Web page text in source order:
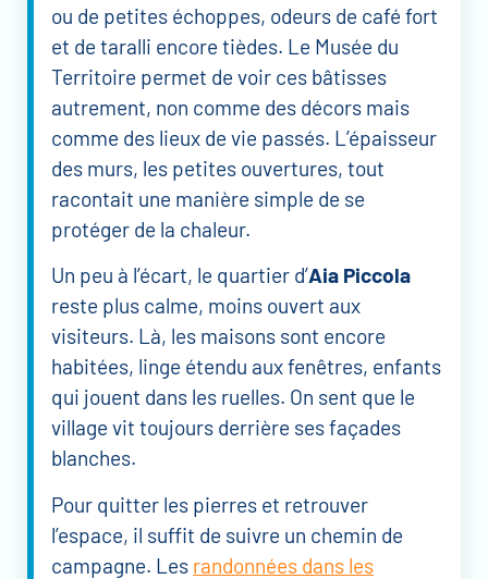
ou de petites échoppes, odeurs de café fort
et de taralli encore tièdes. Le Musée du
Territoire permet de voir ces bâtisses
autrement, non comme des décors mais
comme des lieux de vie passés. L’épaisseur
des murs, les petites ouvertures, tout
racontait une manière simple de se
protéger de la chaleur.
Un peu à l’écart, le quartier d’Aia Piccola
reste plus calme, moins ouvert aux
visiteurs. Là, les maisons sont encore
habitées, linge étendu aux fenêtres, enfants
qui jouent dans les ruelles. On sent que le
village vit toujours derrière ses façades
blanches.
Pour quitter les pierres et retrouver
l’espace, il suffit de suivre un chemin de
campagne. Les randonnées dans les